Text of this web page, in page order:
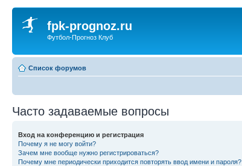
fpk-prognoz.ru
Футбол-Прогноз Клуб
Список форумов
Часто задаваемые вопросы
Вход на конференцию и регистрация
Почему я не могу войти?
Зачем мне вообще нужно регистрироваться?
Почему мне периодически приходится повторять ввод имени и пароля?